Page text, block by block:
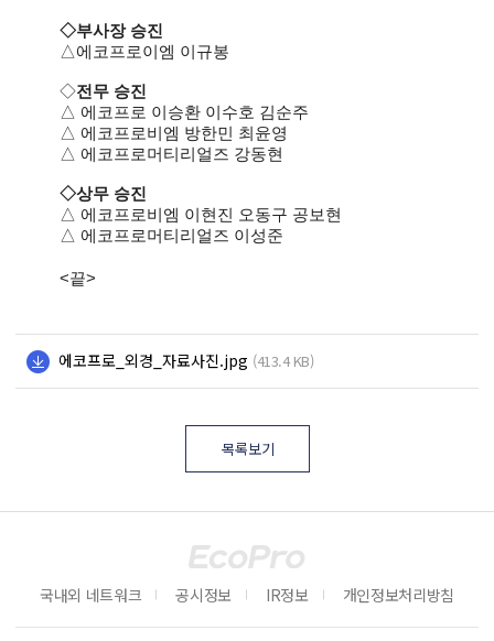
◇부사장 승진
△에코프로이엠 이규봉
◇전무 승진
△ 에코프로 이승환 이수호 김순주
△ 에코프로비엠 방한민 최윤영
△ 에코프로머티리얼즈 강동현
◇상무 승진
△ 에코프로비엠 이현진 오동구 공보현
△ 에코프로머티리얼즈 이성준
<끝>
에코프로_외경_자료사진.jpg (413.4 KB)
목록보기
국내외 네트워크 공시정보 IR정보 개인정보처리방침